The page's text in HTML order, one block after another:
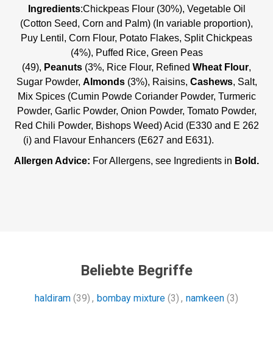
Ingredients:Chickpeas Flour (30%), Vegetable Oil
(Cotton Seed, Corn and Palm) (In variable proportion),
Puy Lentil, Corn Flour, Potato Flakes, Split Chickpeas
(4%), Puffed Rice, Green Peas
(49), Peanuts (3%, Rice Flour, Refined Wheat Flour,
Sugar Powder, Almonds(3%), Raisins, Cashews, Salt,
Mix Spices (Cumin Powde Coriander Powder, Turmeric
Powder, Garlic Powder, Onion Powder, Tomato Powder,
Red Chili Powder, Bishops Weed) Acid (E330 and E 262
(i) and Flavour Enhancers (E627 and E631).
Allergen Advice: For Allergens, see Ingredients in Bold.
Beliebte Begriffe
haldiram (39) , bombay mixture (3) , namkeen (3)